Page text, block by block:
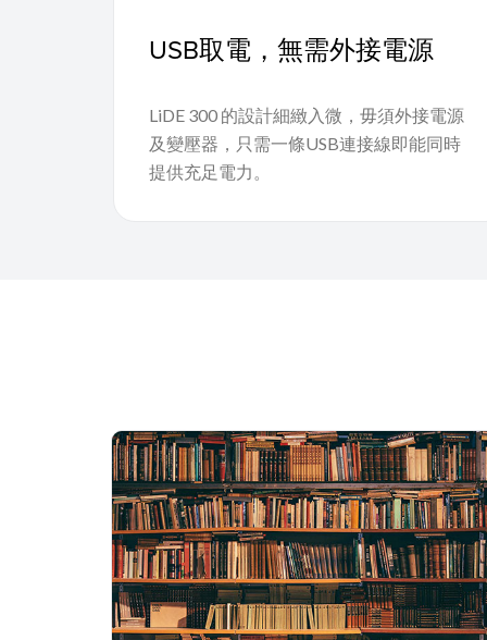
USB取電，無需外接電源
LiDE 300 的設計細緻入微，毋須外接電源
及變壓器，只需一條USB連接線即能同時
提供充足電力。